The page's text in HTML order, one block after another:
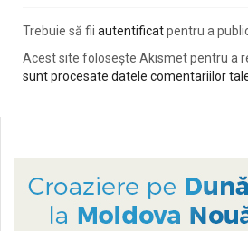
Trebuie să fii autentificatpentru a
Acest site folosește Akismet pentru a
sunt procesate datele comentariilor